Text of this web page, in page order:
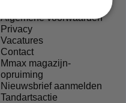
Algemene voorwaarden
Privacy
Vacatures
Contact
Mmax magazijn-
opruiming
Nieuwsbrief aanmelden
Tandartsactie